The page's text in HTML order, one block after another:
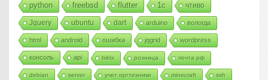
python freebsd flutter 1c чтиво
Jquery ubuntu dart arduino вологда
html android ошибка jqgrid wordpress
консоль api bitrix розница почта рф
debian server учет оргтехники minecraft ssh